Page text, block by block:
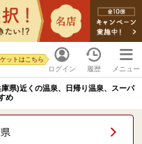
ログイン
ットはこちら
履歴 メニュー
県)近くの温泉、日帰り温泉、スーパ
め